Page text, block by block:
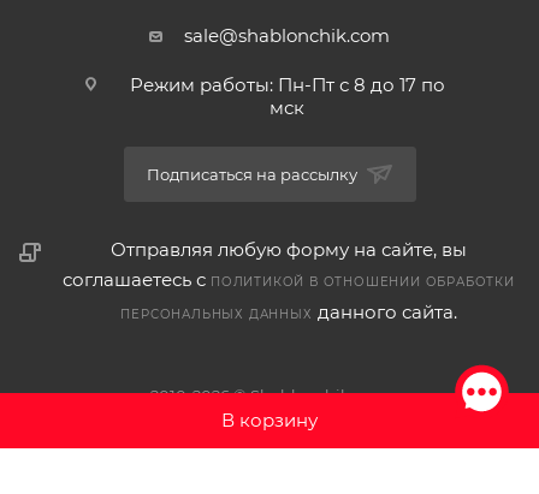
В корзину
sale@shablonchik.com
Режим работы: Пн-Пт с 8 до 17 по
мск
Подписаться на рассылку
Отправляя любую форму на сайте, вы
соглашаетесь с ПОЛИТИКОЙ В ОТНОШЕНИИ ОБРАБОТКИ
ПЕРСОНАЛЬНЫХ ДАННЫХ данного сайта.
2010-2026 © Shablonchik.com